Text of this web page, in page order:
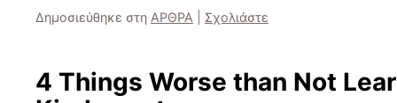
Δημοσιεύθηκε στη ΑΡΘΡΑ Σχολιάστε
4 Things Worse than Not